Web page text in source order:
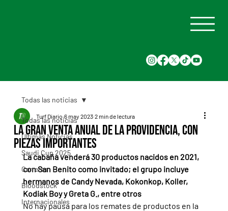
Todas las noticias
Últimas Noticias
Saudi Cup 2025
Carreras
Bloodstock
Internacionales
Todas las noticias
La Gran Venta Anual de La Providencia, con
piezas importantes
Turf Diario 6 may 2023 2 min de lectura
La cabaña venderá 30 productos nacidos en 2021,
con San Benito como invitado; el grupo incluye
hermanos de Candy Nevada, Kokonkop, Koller,
Kodiak Boy y Greta G., entre otros
No hay pausa para los remates de productos en la